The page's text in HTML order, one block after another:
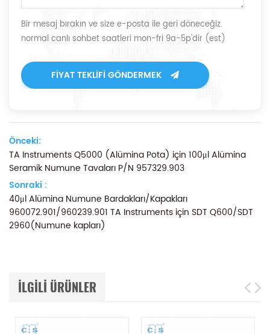
Bir mesaj bırakın ve size e-posta ile geri döneceğiz.
normal canlı sohbet saatleri mon-fri 9a-5p'dir (est)
FIYAT TEKLIFI GÖNDERMEK
Önceki:
TA Instruments Q5000 (Alümina Pota) için 100μl Alümina
Seramik Numune Tavaları P/N 957329.903
Sonraki :
40μl Alümina Numune Bardakları/Kapakları
960072.901/960239.901 TA Instruments için SDT Q600/SDT
2960(Numune kapları)
ILGILI ÜRÜNLER